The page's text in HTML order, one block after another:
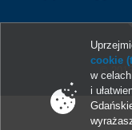
©
cookie
w
i